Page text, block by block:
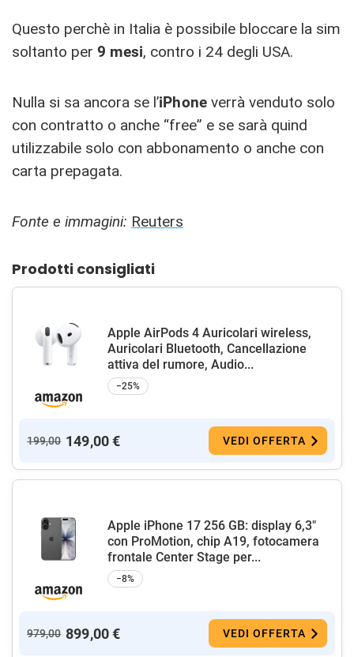
Questo perchè in Italia è possibile bloccare la sim
soltanto per 9 mesi, contro i 24 degli USA.
Nulla si sa ancora se l’iPhoneverrà venduto solo
con contratto o anche “free” e se sarà quind
utilizzabile solo con abbonamento o anche con
carta prepagata.
Fonte e immagini: Reuters
Prodotti consigliati
Apple AirPods 4 Auricolari wireless,
Auricolari Bluetooth, Cancellazione
attiva del rumore, Audio...
−25%
199,00 149,00 € VEDI OFFERTA
Apple iPhone 17 256 GB: display 6,3"
con ProMotion, chip A19, fotocamera
frontale Center Stage per...
−8%
979,00 899,00 € VEDI OFFERTA